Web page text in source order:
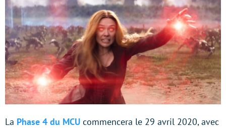
La Phase 4 du MCU commencera le 29 avril 2020, avec